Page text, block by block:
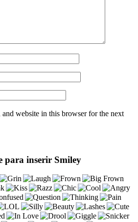
and website in this browser for the next
para inserir Smiley